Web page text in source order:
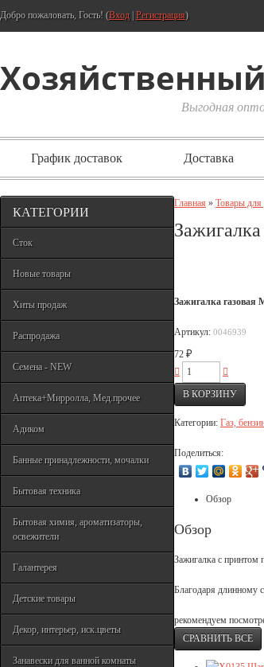
Добро пожаловать, Гость! (Вход Регистрация)
Хозяйственный
Выгодная
График доставок Доставка
КАТЕГОРИИ
Сток
Новые товары
Хиты продаж
Распродажа
Семена - NEW
Аптека+Мирролла, Мед.прочее
Адиком
Банные принадлежности, мочалки
Бытовая техника
Бытовая химия, ароматизаторы,
освежители
Галантерея
Детские товары
Декор, интерьер, иск.цветы
Занавески для ванной комнаты
Главная » Товары для
Зажигалка газовая
Артикул: 0046939
72 ₽
Категории: Газ,
Поделиться:
Обзор
Обзор
Зажигалка с принтом
Благодаря длинному
рекомендуем